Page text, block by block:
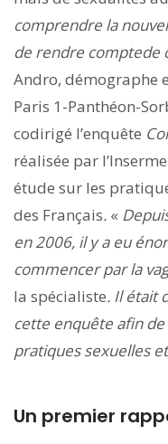
comprendre la
de rendre comptede
Andro, démographe
Paris 1-Panthéon-
codirigé l’enquête
réalisée par
étude sur les
des Français. «
en 2006, il y a eu
commencer par la
la spécialiste. Il était
cette enquête afin
pratiques sexuelles
Un premier